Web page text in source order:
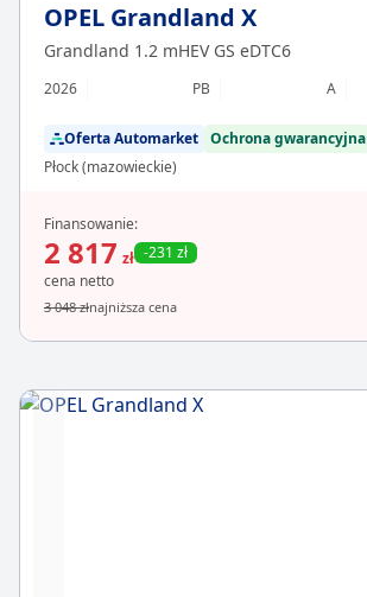
OPEL Grandland X
Grandland 1.2 mHEV GS eDTC6
2026 PB A
Oferta Automarket Ochrona gwarancyjna
Płock (mazowieckie)
Finansowanie:
2 817 zł -231 zł
cena netto
3 048 złnajniższa cena